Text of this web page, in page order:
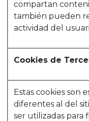
compartan
también pueden
actividad del
Cookies de
Estas cookies son
diferentes al del
ser utilizadas para